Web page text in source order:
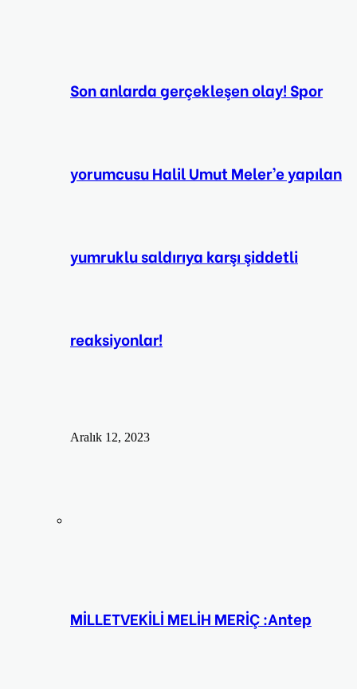
Son anlarda gerçekleşen olay! Spor
yorumcusu Halil Umut Meler’e yapılan
yumruklu saldırıya karşı şiddetli
reaksiyonlar!
Aralık 12, 2023
MİLLETVEKİLİ MELİH MERİÇ :Antep